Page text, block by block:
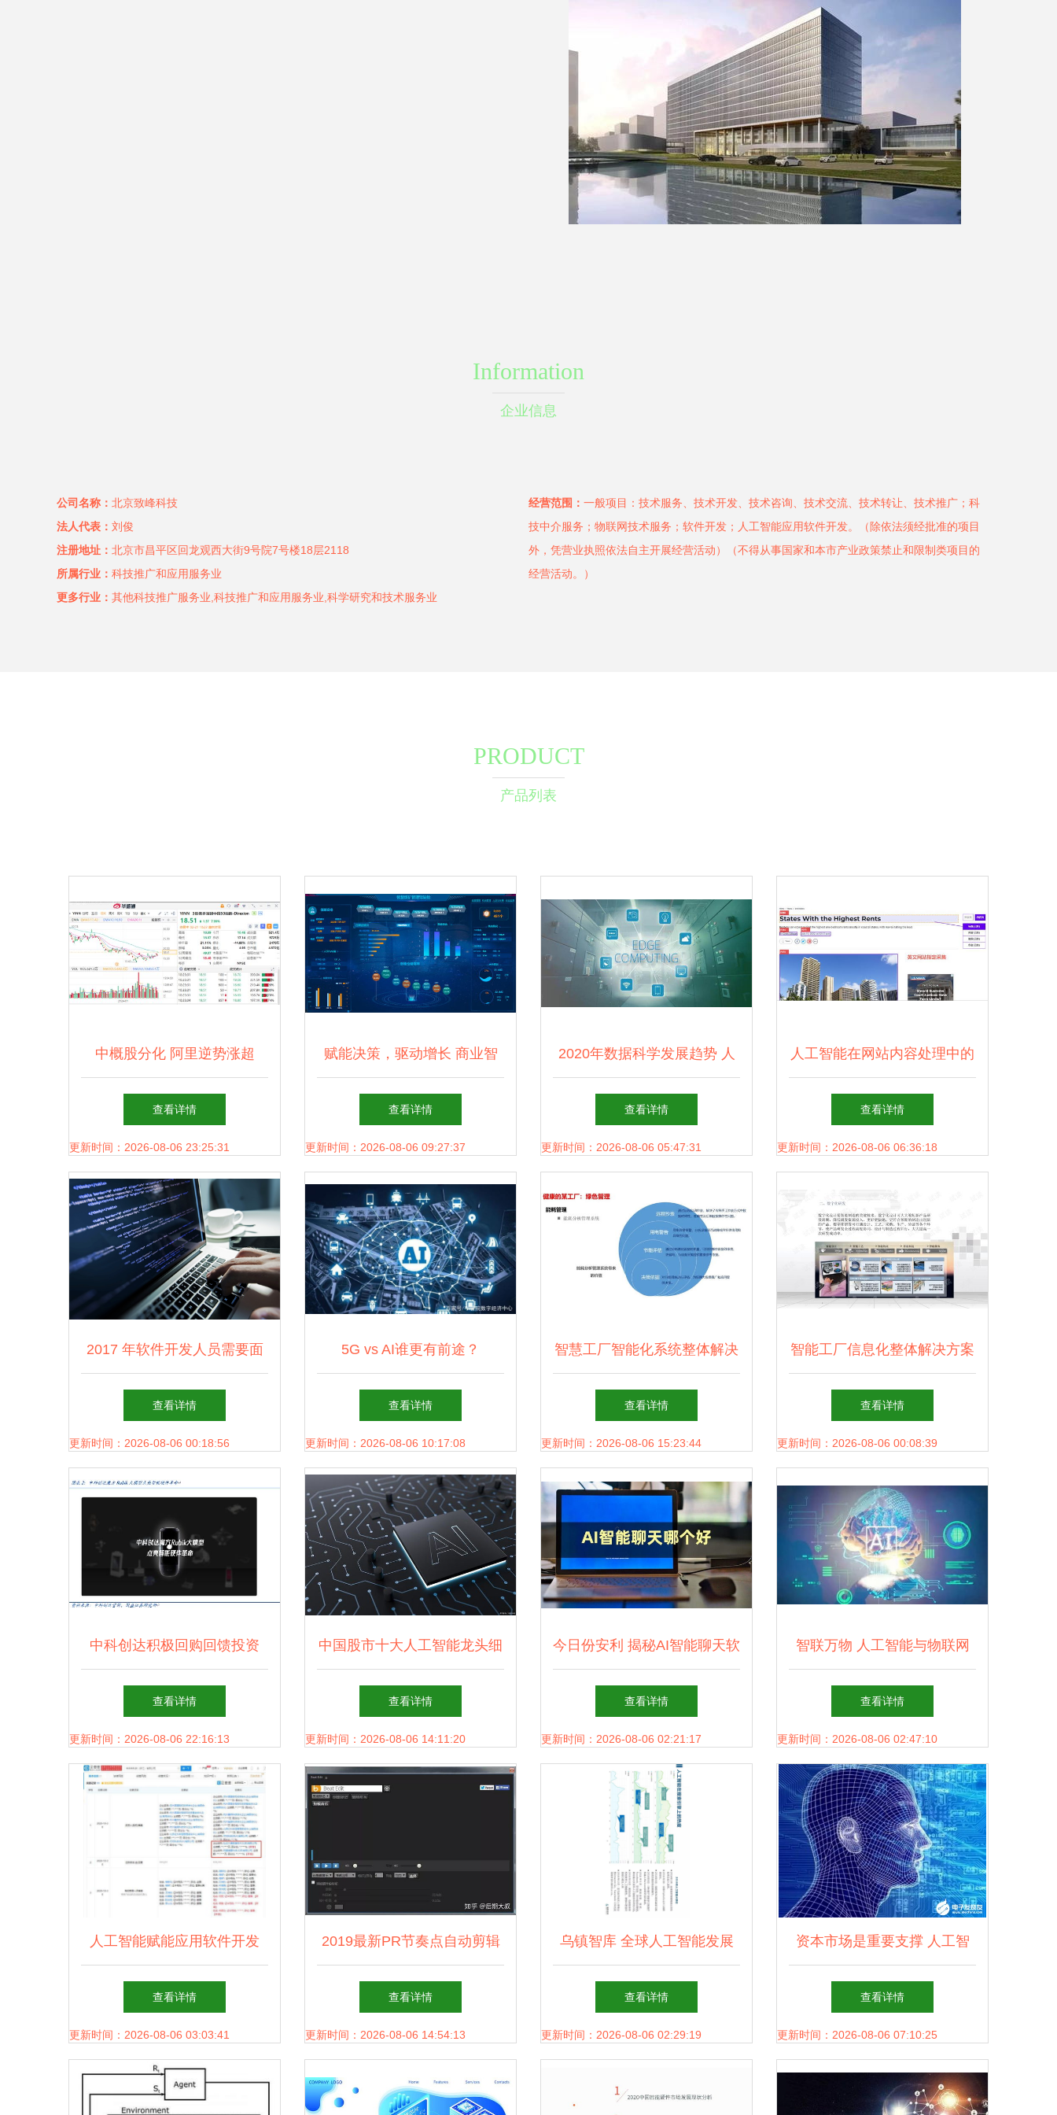
Information
企业信息
公司名称： 北京致峰科技
法人代表： 刘俊
注册地址： 北京市昌平区回龙观西大街9号院7号楼18层2118
所属行业： 科技推广和应用服务业
更多行业： 其他科技推广服务业,科技推广和应用服务业,科学研究和技术服务业
经营范围： 一般项目：技术服务、技术开发、技术咨询、技术交流、技术转让、技术推广；科
技中介服务；物联网技术服务；软件开发；人工智能应用软件开发。（除依法须经批准的项目
外，凭营业执照依法自主开展经营活动）（不得从事国家和本市产业政策禁止和限制类项目的
经营活动。）
PRODUCT
产品列表
中概股分化 阿里逆势涨超
3%，奥瑞金种业绩引爆30%
暴涨，AI成新增长点
查看详情
更新时间：2026-08-06 23:25:31
赋能决策，驱动增长 商业智
能软件与人工智能应用的深度
融合如何赢得企业青睐
查看详情
更新时间：2026-08-06 09:27:37
2020年数据科学发展趋势 人
工智能、物联网与边缘计算的
融合与革新
查看详情
更新时间：2026-08-06 05:47:31
人工智能在网站内容处理中的
应用与隐忧
查看详情
更新时间：2026-08-06 06:36:18
2017 年软件开发人员需要面
对的 7 个改变
查看详情
更新时间：2026-08-06 00:18:56
5G vs AI谁更有前途？
查看详情
更新时间：2026-08-06 10:17:08
智慧工厂智能化系统整体解决
方案 人工智能应用开发的应
用与未来
查看详情
更新时间：2026-08-06 15:23:44
智能工厂信息化整体解决方案
人工智能应用软件开发的实践
与展望
查看详情
更新时间：2026-08-06 00:08:39
中科创达积极回购回馈投资
者，展现人工智能应用发展信
心
查看详情
更新时间：2026-08-06 22:16:13
中国股市十大人工智能龙头细
分名单（建议收藏）
查看详情
更新时间：2026-08-06 14:11:20
今日份安利 揭秘AI智能聊天软
件有哪些与人工智能应用开发
的趋势
查看详情
更新时间：2026-08-06 02:21:17
智联万物 人工智能与物联网
引领的智能家居新纪元
查看详情
更新时间：2026-08-06 02:47:10
人工智能赋能应用软件开发
变革与趋势
查看详情
更新时间：2026-08-06 03:03:41
2019最新PR节奏点自动剪辑
插件 人工智能赋能视频剪
辑，释放双手高效出活
查看详情
更新时间：2026-08-06 14:54:13
乌镇智库 全球人工智能发展
报告2017框架下的人工智能应
用软件开发趋势
查看详情
更新时间：2026-08-06 02:29:19
资本市场是重要支撑 人工智
能应用软件发展带来的五
大“馅饼”与机遇
查看详情
更新时间：2026-08-06 07:10:25